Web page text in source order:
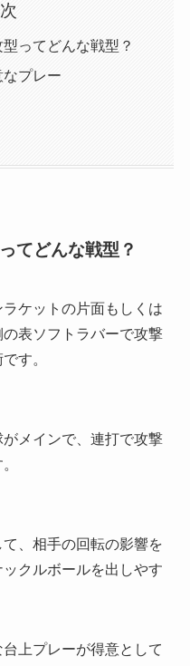
ってどんな戦型？
プレー
てどんな戦型？
ケットの片面もしくは
の表ソフトラバーで攻撃
す。
メインで、連打で攻撃
、相手の回転の影響を
クルボールを出しやす
上プレーが得意として